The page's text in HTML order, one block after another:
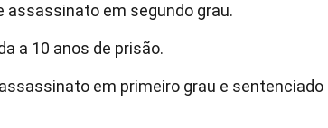
assassinato em segundo grau.
a 10 anos de prisão.
em primeiro grau e sentenciado